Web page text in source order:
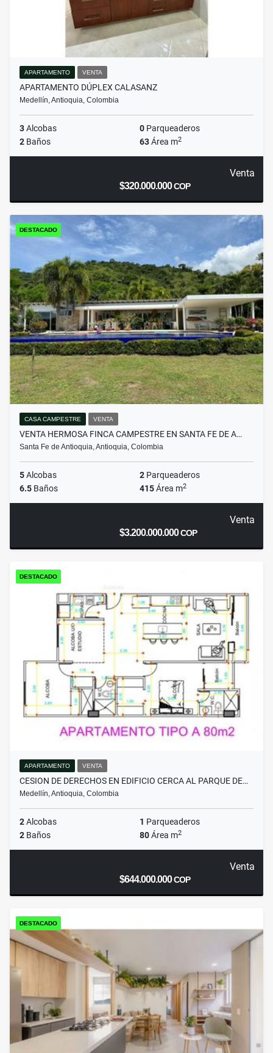
APARTAMENTO VENTA
APARTAMENTO DÚPLEX CALASANZ
Medellín, Antioquia, Colombia
3Alcobas 0 Parqueaderos
2 Baños 63Área m2
Venta
$320.000.000COP
DESTACADO
CASA CAMPESTRE VENTA
VENTA HERMOSA FINCA CAMPESTRE EN SANTA FE DE A…
Santa Fe de Antioquia, Antioquia, Colombia
5Alcobas 2 Parqueaderos
6.5 Baños 415Área m2
Venta
$3.200.000.000COP
DESTACADO
APARTAMENTO VENTA
CESION DE DERECHOS EN EDIFICIO CERCA AL PARQUE DE…
Medellín, Antioquia, Colombia
2Alcobas 1 Parqueaderos
2 Baños 80Área m2
Venta
$644.000.000COP
DESTACADO